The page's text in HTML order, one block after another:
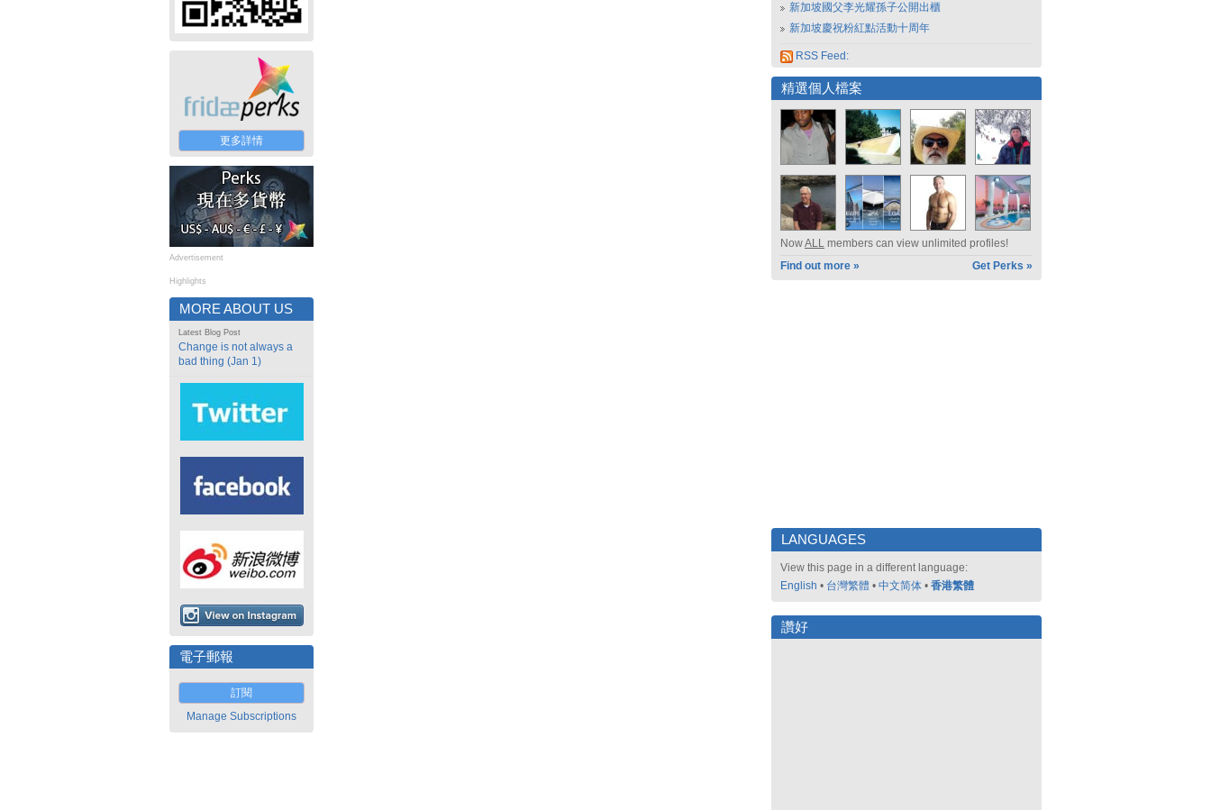
更多詳情
Advertisement
Highlights
MORE ABOUT US
Latest Blog Post
Change is not always a
bad thing (Jan 1)
電子郵報
訂閱
Manage Subscriptions
新加坡國父李光耀孫子公開出櫃
新加坡慶祝粉紅點活動十周年
RSS Feed:
精選個人檔案
NowALL members can view unlimited profiles!
Find out more »
Get Perks »
LANGUAGES
View this page in a different language:
English • 台灣繁體 • 中文简体 • 香港繁體
讚好